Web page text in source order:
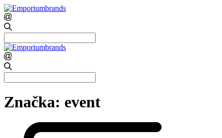
for:
for:
Značka: event